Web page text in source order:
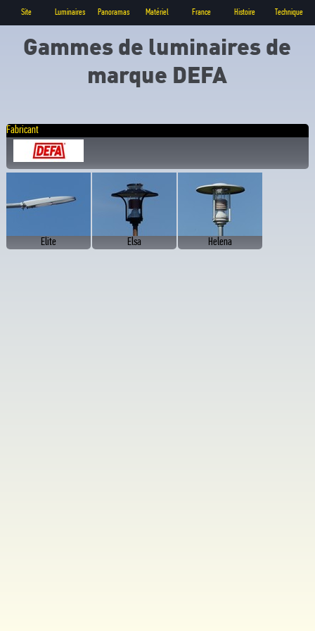
Site Luminaires Panoramas Matériel France Histoire Technique
Gammes de luminaires de
marque DEFA
Fabricant
Elite Elsa Helena